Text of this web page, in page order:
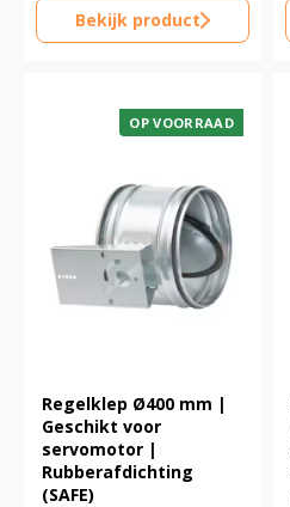
Bekijk product
OP VOORRAAD
Regelklep Ø400 mm |
Geschikt voor
servomotor |
Rubberafdichting
(SAFE)